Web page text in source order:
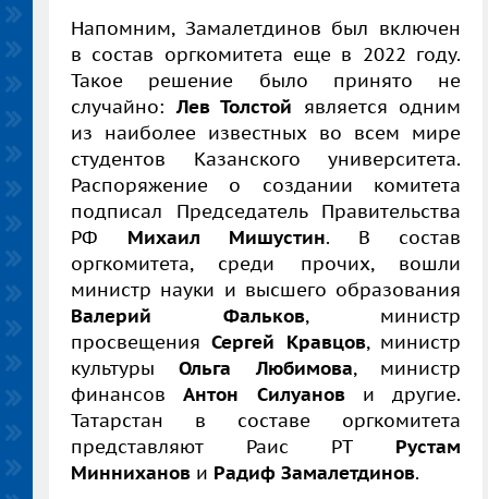
Напомним, Замалетдинов был включен
в состав оргкомитета еще в 2022 году.
Такое решение было принято не
случайно:Лев Толстой является одним
из наиболее известных во всем мире
студентов Казанского университета.
Распоряжение о создании комитета
подписал Председатель Правительства
РФ Михаил Мишустин. В состав
оргкомитета, среди прочих, вошли
министр науки и высшего образования
Валерий Фальков, министр
просвещенияСергей Кравцов, министр
культурыОльга Любимова, министр
финансовАнтон Силуанови другие.
Татарстан в составе оргкомитета
представляют Раис РТ Рустам
Минниханов и Радиф Замалетдинов.